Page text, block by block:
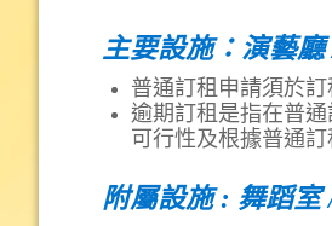
主要設施：演藝
普通訂租申請須於
逾期訂租是指在普
可行性及根據普通
附屬設施 : 舞蹈室